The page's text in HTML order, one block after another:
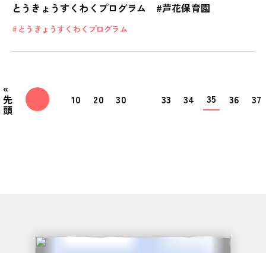
とうきょうすくわくプログラム #芦花保育園
とうきょうすくわくプログラム
«
先
頭
10 20 30 33 34 35 36 37